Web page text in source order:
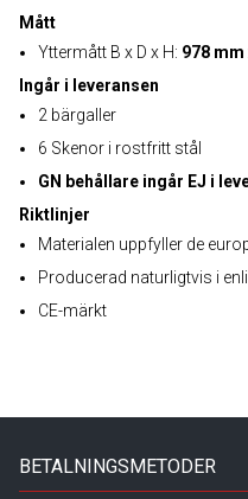
Mått
Yttermått B x D x H: 978 mm
Ingår i leveransen
2 bärgaller
6 Skenor i rostfritt stål
GN behållare ingår EJ i
Riktlinjer
Materialen uppfyller de
Producerad naturligtvis i
CE-märkt
BETALNINGSMETODER